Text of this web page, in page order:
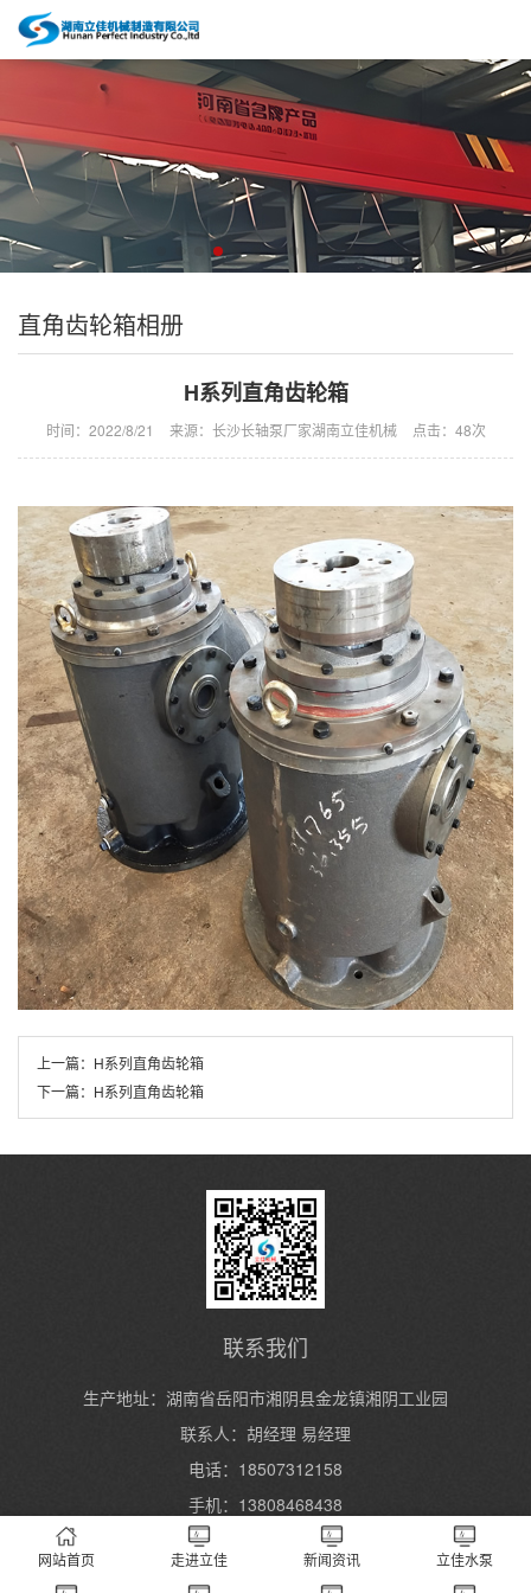
直角齿轮箱相册
H系列直角齿轮箱
时间：2022/8/21 来源：长沙长轴泵厂家湖南立佳机械 点击： 48次
上一篇： H系列直角齿轮箱
下一篇： H系列直角齿轮箱
联系我们
生产地址：湖南省岳阳市湘阴县金龙镇湘阴工业园
联系人：胡经理 易经理
电话：18507312158
手机：13808468438
Copyright 2004-2024 湖南立佳机械制造有限公司 All Rights Reserved.湘ICP
网站首页 走进立佳 新闻资讯 立佳水泵